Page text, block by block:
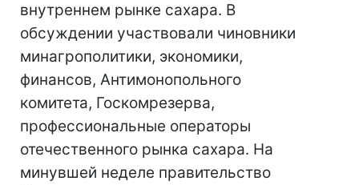
внутреннем рынке сахара. В
обсуждении участвовали чиновники
минагрополитики, экономики,
финансов, Антимонопольного
комитета, Госкомрезерва,
профессиональные операторы
отечественного рынка сахара. На
минувшей неделе правительство